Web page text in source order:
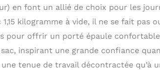
en font un allié de choix pour les
kilogramme à vide, il ne se fait pas
pour offrir un porté épaule
inspirant une grande confiance
tenue de travail décontractée qu’à